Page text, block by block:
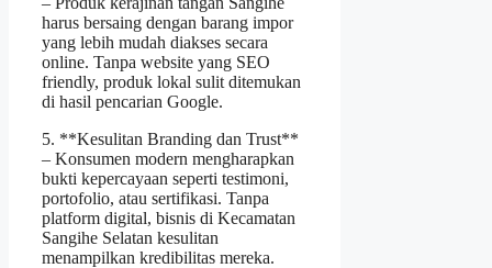
harus bersaing dengan barang impor
yang lebih mudah diakses secara
online. Tanpa website yang SEO
friendly, produk lokal sulit ditemukan
di hasil pencarian Google.
5. **Kesulitan Branding dan Trust**
– Konsumen modern mengharapkan
bukti kepercayaan seperti testimoni,
portofolio, atau sertifikasi. Tanpa
platform digital, bisnis di Kecamatan
Sangihe Selatan kesulitan
menampilkan kredibilitas mereka.